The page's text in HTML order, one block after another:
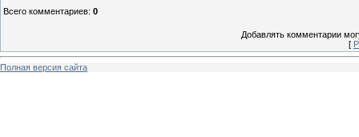
Всего комментариев: 0
Добавлять комментарии
[
Полная версия сайта